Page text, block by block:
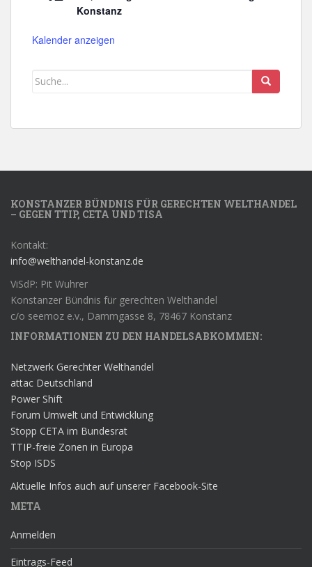
Konstanz
Kalender anzeigen
KONSTANZER BÜNDNIS FÜR GERECHTEN WELTHANDEL
– GEGEN TTIP, CETA UND TISA
Kontakt:
info@welthandel-konstanz.de
ViSdP: Pit Wuhrer
Konstanzer Bündnis für gerechten Welthandel
c/o seemoz e.v., Dammgasse 8, 78467 Konstanz
INFORMATIONEN ZU DEN HANDELSABKOMMEN:
Netzwerk Gerechter Welthandel
attac Deutschland
Power Shift
Forum Umwelt und Entwicklung
Stopp CETA im Bundesrat
TTIP-freie Zonen in Europa
Stop ISDS
Aktuelle Infos auch auf unserer Facebook-Site
META
Anmelden
Eintrags-Feed